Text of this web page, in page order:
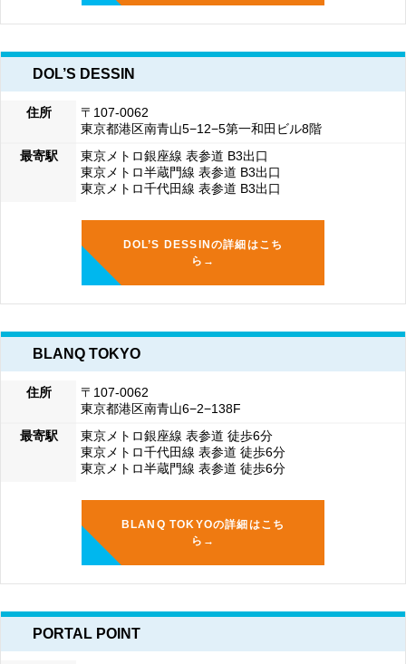
DOL’S DESSIN
住所
〒107-0062
東京都港区南青山5−12−5第一和田ビル8階
最寄駅
東京メトロ銀座線 表参道 B3出口
東京メトロ半蔵門線 表参道 B3出口
東京メトロ千代田線 表参道 B3出口
DOL’S DESSINの詳細はこち
ら→
BLANQ TOKYO
住所
〒107-0062
東京都港区南青山6−2−138F
最寄駅
東京メトロ銀座線 表参道 徒歩6分
東京メトロ千代田線 表参道 徒歩6分
東京メトロ半蔵門線 表参道 徒歩6分
BLANQ TOKYOの詳細はこち
ら→
PORTAL POINT